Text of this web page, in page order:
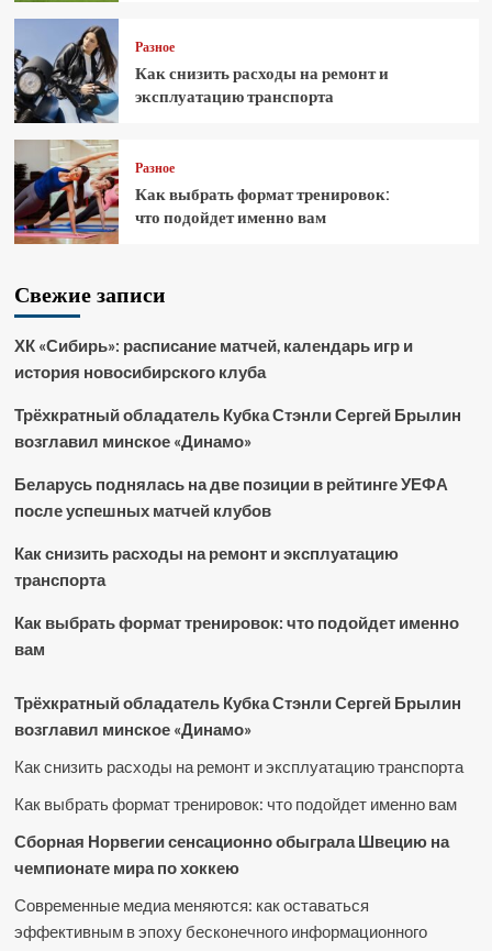
Разное
Как снизить расходы на ремонт и
эксплуатацию транспорта
Разное
Как выбрать формат тренировок:
что подойдет именно вам
Свежие записи
ХК «Сибирь»: расписание матчей, календарь игр и
история новосибирского клуба
Трёхкратный обладатель Кубка Стэнли Сергей Брылин
возглавил минское «Динамо»
Беларусь поднялась на две позиции в рейтинге УЕФА
после успешных матчей клубов
Как снизить расходы на ремонт и эксплуатацию
транспорта
Как выбрать формат тренировок: что подойдет именно
вам
Трёхкратный обладатель Кубка Стэнли Сергей Брылин
возглавил минское «Динамо»
Как снизить расходы на ремонт и эксплуатацию транспорта
Как выбрать формат тренировок: что подойдет именно вам
Сборная Норвегии сенсационно обыграла Швецию на
чемпионате мира по хоккею
Современные медиа меняются: как оставаться
эффективным в эпоху бесконечного информационного